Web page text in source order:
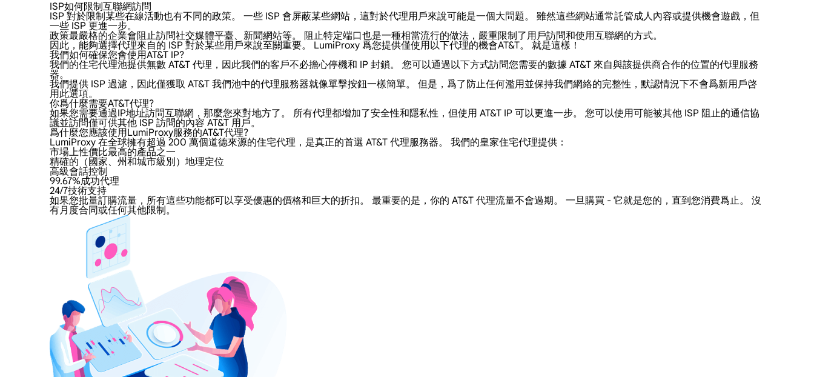
ISP如何限制互聯網訪問
ISP 對於限制某些在線活動也有不同的政策。 一些 ISP 會屏蔽某些網站，這對於代理用戶來說可能是一個大問題。 雖然這些網站通常託管成人內容或提供機會遊戲，但
一些 ISP 更進一步。
政策最嚴格的企業會阻止訪問社交媒體平臺、新聞網站等。 阻止特定端口也是一種相當流行的做法，嚴重限制了用戶訪問和使用互聯網的方式。
因此，能夠選擇代理來自的 ISP 對於某些用戶來說至關重要。 LumiProxy 爲您提供僅使用以下代理的機會AT&T。 就是這樣！
我們如何確保您會使用AT&T IP?
我們的住宅代理池提供無數 AT&T 代理，因此我們的客戶不必擔心停機和 IP 封鎖。 您可以通過以下方式訪問您需要的數據 AT&T 來自與該提供商合作的位置的代理服務
器。
我們提供 ISP 過濾，因此僅獲取 AT&T 我們池中的代理服務器就像單擊按鈕一樣簡單。 但是，爲了防止任何濫用並保持我們網絡的完整性，默認情況下不會爲新用戶啓
用此選項。
你爲什麼需要AT&T代理?
如果您需要通過IP地址訪問互聯網，那麼您來對地方了。 所有代理都增加了安全性和隱私性，但使用 AT&T IP 可以更進一步。 您可以使用可能被其他 ISP 阻止的通信協
議並訪問僅可供其他 ISP 訪問的內容 AT&T 用戶。
爲什麼您應該使用LumiProxy服務的AT&T代理?
LumiProxy 在全球擁有超過 200 萬個道德來源的住宅代理，是真正的首選 AT&T 代理服務器。 我們的皇家住宅代理提供：
市場上性價比最高的產品之一
精確的（國家、州和城市級別）地理定位
高級會話控制
99.67%成功代理
24/7技術支持
如果您批量訂購流量，所有這些功能都可以享受優惠的價格和巨大的折扣。 最重要的是，你的 AT&T 代理流量不會過期。 一旦購買 - 它就是您的，直到您消費爲止。 沒
有月度合同或任何其他限制。